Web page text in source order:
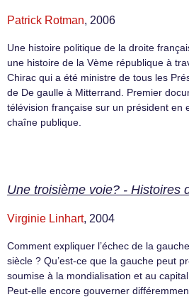
Patrick Rotman, 2006
Une histoire politique de la droite
une histoire de la Vème république à
Chirac qui a été ministre de tous les
de De gaulle à Mitterrand. Premier
télévision française sur un président en
chaîne publique.
Une troisième voie? - Histoires
Virginie Linhart, 2004
Comment expliquer l’échec de la
siècle ? Qu’est-ce que la gauche peut
soumise à la mondialisation et au
Peut-elle encore gouverner